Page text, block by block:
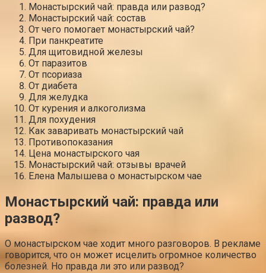
Монастырский чай: правда или развод?
Монастырский чай: состав
От чего помогает монастырский чай?
При панкреатите
Для щитовидной железы
От паразитов
От псориаза
От диабета
Для желудка
От курения и алкоголизма
Для похудения
Как заваривать монастырский чай
Противопоказания
Цена монастырского чая
Монастырский чай: отзывы врачей
Елена Малышева о монастырском чае
Монастырский чай: правда или
развод?
О монастырском чае ходит много разговоров. В рекламе
говорится, что он может исцелить огромное количество
болезней. Но правда ли это или развод?